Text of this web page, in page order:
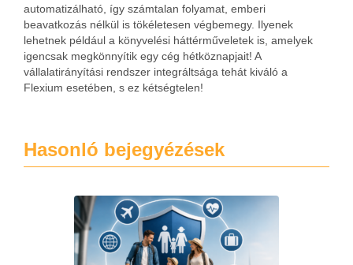
automatizálható, így számtalan folyamat, emberi
beavatkozás nélkül is tökéletesen végbemegy. Ilyenek
lehetnek például a könyvelési háttérműveletek is, amelyek
igencsak megkönnyítik egy cég hétköznapjait! A
vállalatirányítási rendszer integráltsága tehát kiváló a
Flexium esetében, s ez kétségtelen!
Hasonló bejegyézések